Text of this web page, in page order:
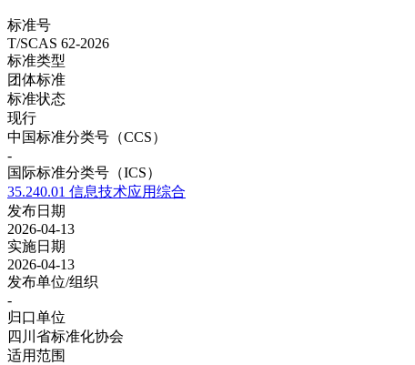
标准号
T/SCAS 62-2026
标准类型
团体标准
标准状态
现行
中国标准分类号（CCS）
-
国际标准分类号（ICS）
35.240.01 信息技术应用综合
发布日期
2026-04-13
实施日期
2026-04-13
发布单位/组织
-
归口单位
四川省标准化协会
适用范围